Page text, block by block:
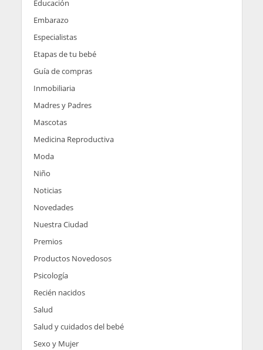
Educación
Embarazo
Especialistas
Etapas de tu bebé
Guía de compras
Inmobiliaria
Madres y Padres
Mascotas
Medicina Reproductiva
Moda
Niño
Noticias
Novedades
Nuestra Ciudad
Premios
Productos Novedosos
Psicología
Recién nacidos
Salud
Salud y cuidados del bebé
Sexo y Mujer